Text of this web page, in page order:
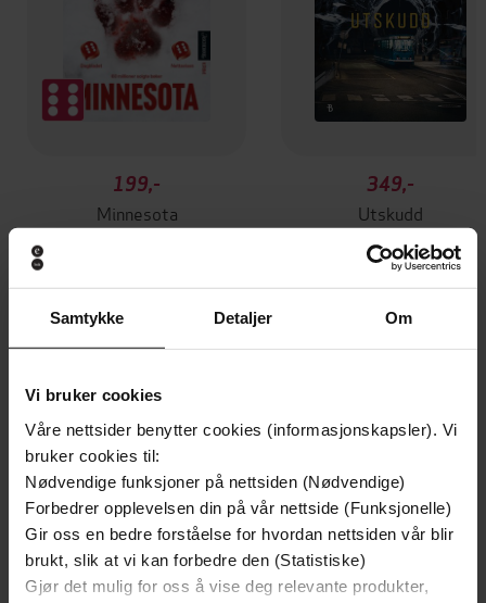
Samtykke Detaljer Om
Vi bruker cookies
Våre nettsider benytter cookies (informasjonskapsler). Vi
bruker cookies til:
Nødvendige funksjoner på nettsiden (Nødvendige)
Forbedrer opplevelsen din på vår nettside (Funksjonelle)
Gir oss en bedre forståelse for hvordan nettsiden vår blir
brukt, slik at vi kan forbedre den (Statistiske)
Gjør det mulig for oss å vise deg relevante produkter,
199,-
Minnesota
349,-
Utskudd
Jørn Lier Horst
EBOK
Undertittel
Esteem, Unlock Your Potential and
Transform Your Life
Forfattere Nick Hatter(forfatter),Tom Lawrence
(innleser)
Forlag Little, Brown Book Group
Utgitt 13.01.2022